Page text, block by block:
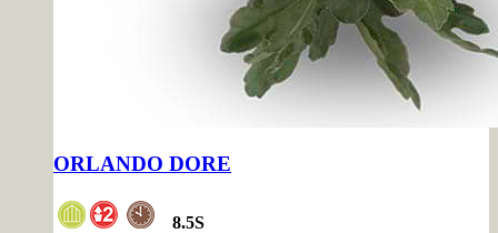
ORLANDO DORE
8.5S